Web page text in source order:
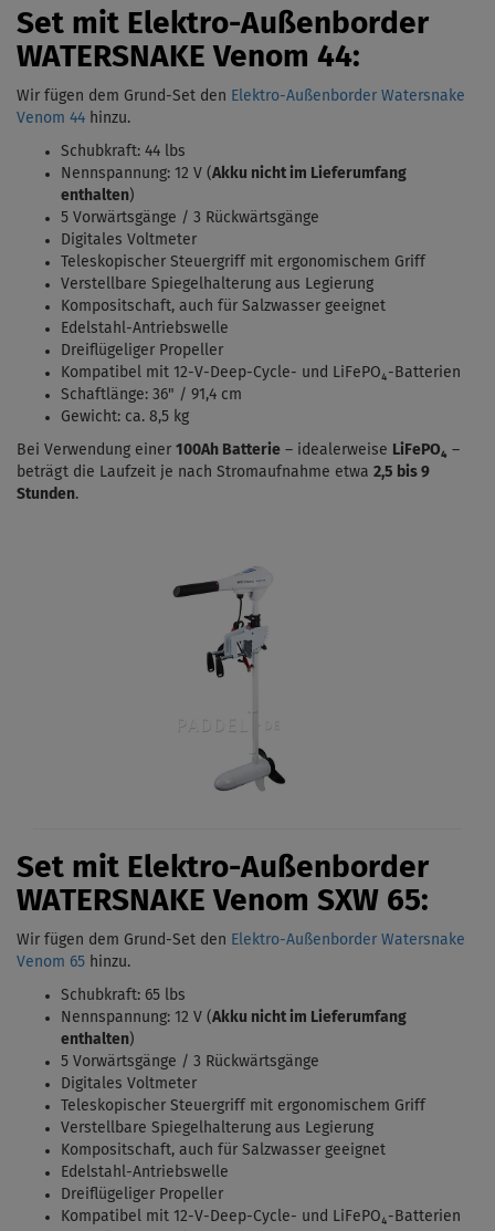
Set mit Elektro-Außenborder
WATERSNAKE Venom 44:
Wir fügen dem Grund-Set den Elektro-Außenborder Watersnake
Venom 44 hinzu.
Schubkraft: 44 lbs
Nennspannung: 12 V (Akku nicht im Lieferumfang
enthalten)
5 Vorwärtsgänge / 3 Rückwärtsgänge
Digitales Voltmeter
Teleskopischer Steuergriff mit ergonomischem Griff
Verstellbare Spiegelhalterung aus Legierung
Kompositschaft, auch für Salzwasser geeignet
Edelstahl-Antriebswelle
Dreiflügeliger Propeller
Kompatibel mit 12-V-Deep-Cycle- und LiFePO₄-Batterien
Schaftlänge: 36" / 91,4 cm
Gewicht: ca. 8,5 kg
Bei Verwendung einer 100Ah Batterie – idealerweise LiFePO₄ –
beträgt die Laufzeit je nach Stromaufnahme etwa 2,5 bis 9
Stunden.
Set mit Elektro-Außenborder
WATERSNAKE Venom SXW 65:
Wir fügen dem Grund-Set den Elektro-Außenborder Watersnake
Venom 65 hinzu.
Schubkraft: 65 lbs
Nennspannung: 12 V (Akku nicht im Lieferumfang
enthalten)
5 Vorwärtsgänge / 3 Rückwärtsgänge
Digitales Voltmeter
Teleskopischer Steuergriff mit ergonomischem Griff
Verstellbare Spiegelhalterung aus Legierung
Kompositschaft, auch für Salzwasser geeignet
Edelstahl-Antriebswelle
Dreiflügeliger Propeller
Kompatibel mit 12-V-Deep-Cycle- und LiFePO₄-Batterien